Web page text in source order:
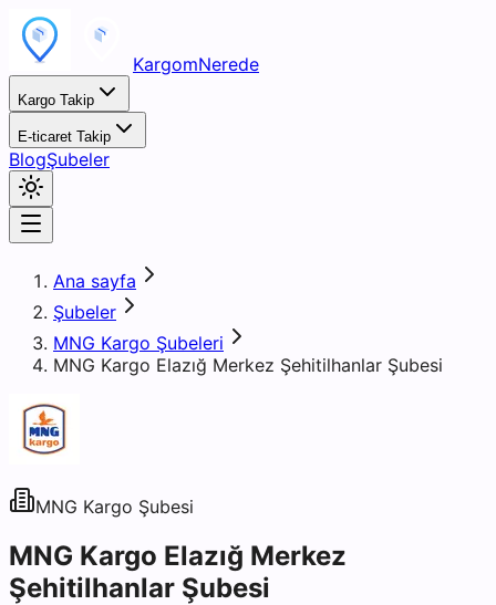
KargomNerede
Kargo Takip
E-ticaret Takip
BlogŞubeler
Ana sayfa
Şubeler
MNG Kargo Şubeleri
MNG Kargo Elazığ Merkez Şehitilhanlar Şubesi
MNG Kargo Şubesi
MNG Kargo Elazığ Merkez
Şehitilhanlar Şubesi